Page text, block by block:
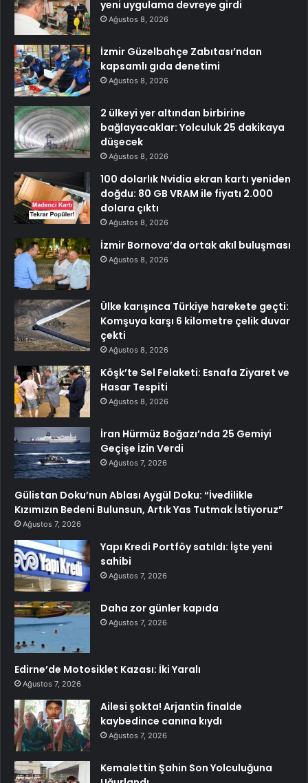
yeni uygulama devreye girdi
Ağustos 8, 2026
İzmir Güzelbahçe Zabıtası’ndan
kapsamlı gıda denetimi
Ağustos 8, 2026
2 ülkeyi yer altından birbirine
bağlayacaklar: Yolculuk 25 dakikaya
düşecek
Ağustos 8, 2026
100 dolarlık Nvidia ekran kartı yeniden
doğdu: 80 GB VRAM ile fiyatı 2.000
dolara çıktı
Ağustos 8, 2026
İzmir Bornova’da ortak akıl buluşması
Ağustos 8, 2026
Ülke karışınca Türkiye harekete geçti:
Komşuya karşı 6 kilometre çelik duvar
çekti
Ağustos 8, 2026
Köşk’te Sel Felaketi: Esnafa Ziyaret ve
Hasar Tespiti
Ağustos 8, 2026
İran Hürmüz Boğazı’nda 25 Gemiyi
Geçişe İzin Verdi
Ağustos 7, 2026
Gülistan Doku’nun Ablası Aygül Doku: “İvedilikle
Kızımızın Bedeni Bulunsun, Artık Yas Tutmak İstiyoruz”
Ağustos 7, 2026
Yapı Kredi Portföy satıldı: İşte yeni
sahibi
Ağustos 7, 2026
Daha zor günler kapıda
Ağustos 7, 2026
Edirne’de Motosiklet Kazası: İki Yaralı
Ağustos 7, 2026
Ailesi şokta! Arjantin finalde
kaybedince canına kıydı
Ağustos 7, 2026
Kemalettin Şahin Son Yolculuğuna